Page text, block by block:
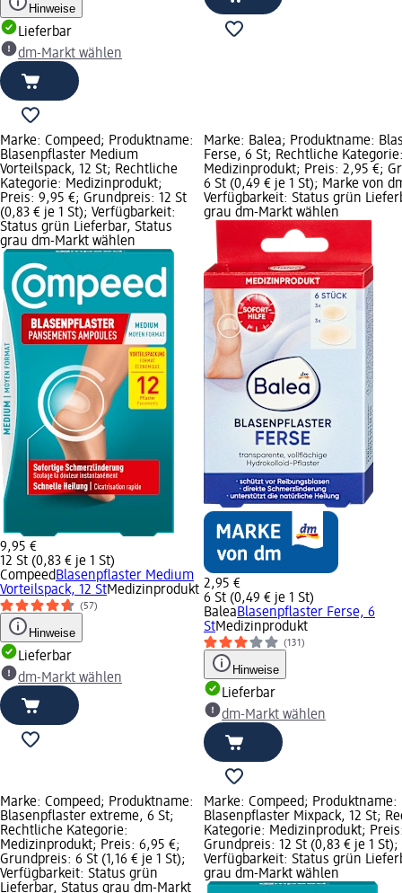
Hinweise
Lieferbar
dm-Markt wählen
Marke: Compeed; Produktname:
Blasenpflaster Medium
Vorteilspack, 12 St; Rechtliche
Kategorie: Medizinprodukt;
Preis: 9,95 €; Grundpreis: 12 St
(0,83 € je 1 St); Verfügbarkeit:
Status grün Lieferbar, Status
grau dm-Markt wählen
9,95 €
12 St (0,83 € je 1 St)
CompeedBlasenpflaster Medium
Vorteilspack, 12 StMedizinprodukt
(57)
Hinweise
Lieferbar
dm-Markt wählen
Marke: Balea; Produktname:
Ferse, 6 St; Rechtliche
Medizinprodukt; Preis: 2,95 €;
6 St (0,49 € je 1 St); Marke von
Verfügbarkeit: Status grün
grau dm-Markt wählen
2,95 €
6 St (0,49 € je 1 St)
BaleaBlasenpflaster Ferse, 6
StMedizinprodukt
(131)
Hinweise
Lieferbar
dm-Markt wählen
Marke: Compeed; Produktname:
Blasenpflaster extreme, 6 St;
Rechtliche Kategorie:
Medizinprodukt; Preis: 6,95 €;
Grundpreis: 6 St (1,16 € je 1 St);
Verfügbarkeit: Status grün
Lieferbar, Status grau dm-Markt
Marke: Compeed; Produktname:
Blasenpflaster Mixpack, 12 St;
Kategorie: Medizinprodukt;
Grundpreis: 12 St (0,83 € je 1 St);
Verfügbarkeit: Status grün
grau dm-Markt wählen